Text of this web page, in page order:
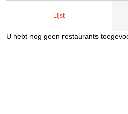
Lijst
U hebt nog geen restaurants